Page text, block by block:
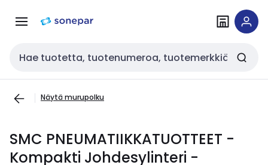
navigointiinsisältöön
Haku
Näytä murupolku
SMC PNEUMATIIKKATUOTTEET -
Kompakti Johdesylinteri -